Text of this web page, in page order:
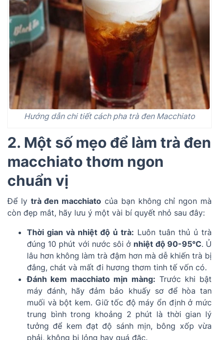
Hướng dẫn chi tiết cách pha trà đen Macchiato
2. Một số mẹo để làm trà đen
macchiato thơm ngon
chuẩn vị
Để ly trà đen macchiato của bạn không chỉ ngon mà
còn đẹp mắt, hãy lưu ý một vài bí quyết nhỏ sau đây:
Thời gian và nhiệt độ ủ trà: Luôn tuân thủ ủ trà
đúng 10 phút với nước sôi ở nhiệt độ 90-95°C. Ủ
lâu hơn không làm trà đậm hơn mà dễ khiến trà bị
đắng, chát và mất đi hương thơm tinh tế vốn có.
Đánh kem macchiato mịn màng: Trước khi bật
máy đánh, hãy đảm bảo khuấy sơ để hòa tan
muối và bột kem. Giữ tốc độ máy ổn định ở mức
trung bình trong khoảng 2 phút là thời gian lý
tưởng để kem đạt độ sánh mịn, bông xốp vừa
phải, không bị lỏng hay quá đặc.